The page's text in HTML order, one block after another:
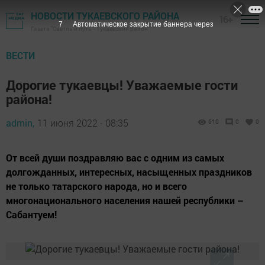
НОВОСТИ ТУКАЕВСКОГО РАЙОНА
Газета "Светлый путь" - Тукаевский район
ВЕСТИ
Дорогие тукаевцы! Уважаемые гости
района!
admin, 11 июня 2022 - 08:35 610 0 0
От всей души поздравляю вас с одним из самых
долгожданных, интересных, насыщенных праздников
не только татарского народа, но и всего
многонационального населения нашей республики –
Сабантуем!
6 Автоматическое закрытие баннера через